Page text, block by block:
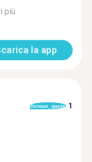
più
la app
format_quote 1